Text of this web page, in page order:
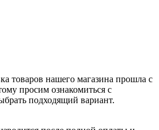
товаров нашего магазина прошла с
просим ознакомиться с
подходящий вариант.